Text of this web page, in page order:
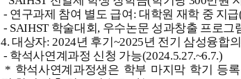
- 연구과제 참여 별도 급여: 대학원 재학 중 지
- SAIHST 학술대회, 우수논문 성과창출 프로그
4. 대상자: 2024년 후기~2025년 전기 삼성융합
- 학석사연계과정 신청 가능(2024.5.27.~6.7.)
* 학석사연계과정생은 학부 마지막 학기 등